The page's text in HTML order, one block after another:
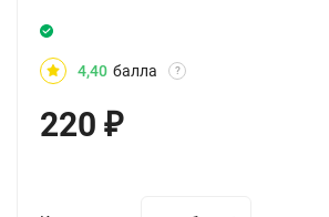
4,40 балла ?
220 ₽